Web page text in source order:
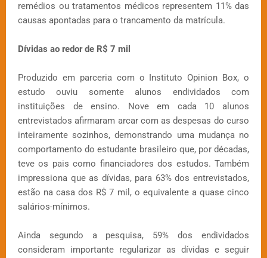
remédios ou tratamentos médicos representem 11% das
causas apontadas para o trancamento da matrícula.
Dívidas ao redor de R$ 7 mil
Produzido em parceria com o Instituto Opinion Box, o
estudo ouviu somente alunos endividados com
instituições de ensino. Nove em cada 10 alunos
entrevistados afirmaram arcar com as despesas do curso
inteiramente sozinhos, demonstrando uma mudança no
comportamento do estudante brasileiro que, por décadas,
teve os pais como financiadores dos estudos. Também
impressiona que as dívidas, para 63% dos entrevistados,
estão na casa dos R$ 7 mil, o equivalente a quase cinco
salários-mínimos.
Ainda segundo a pesquisa, 59% dos endividados
consideram importante regularizar as dívidas e seguir